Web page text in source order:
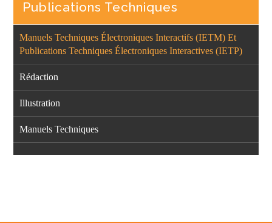
Publications Techniques
Manuels Techniques Électroniques Interactifs (IETM) Et
Publications Techniques Électroniques Interactives (IETP)
Rédaction
Illustration
Manuels Techniques